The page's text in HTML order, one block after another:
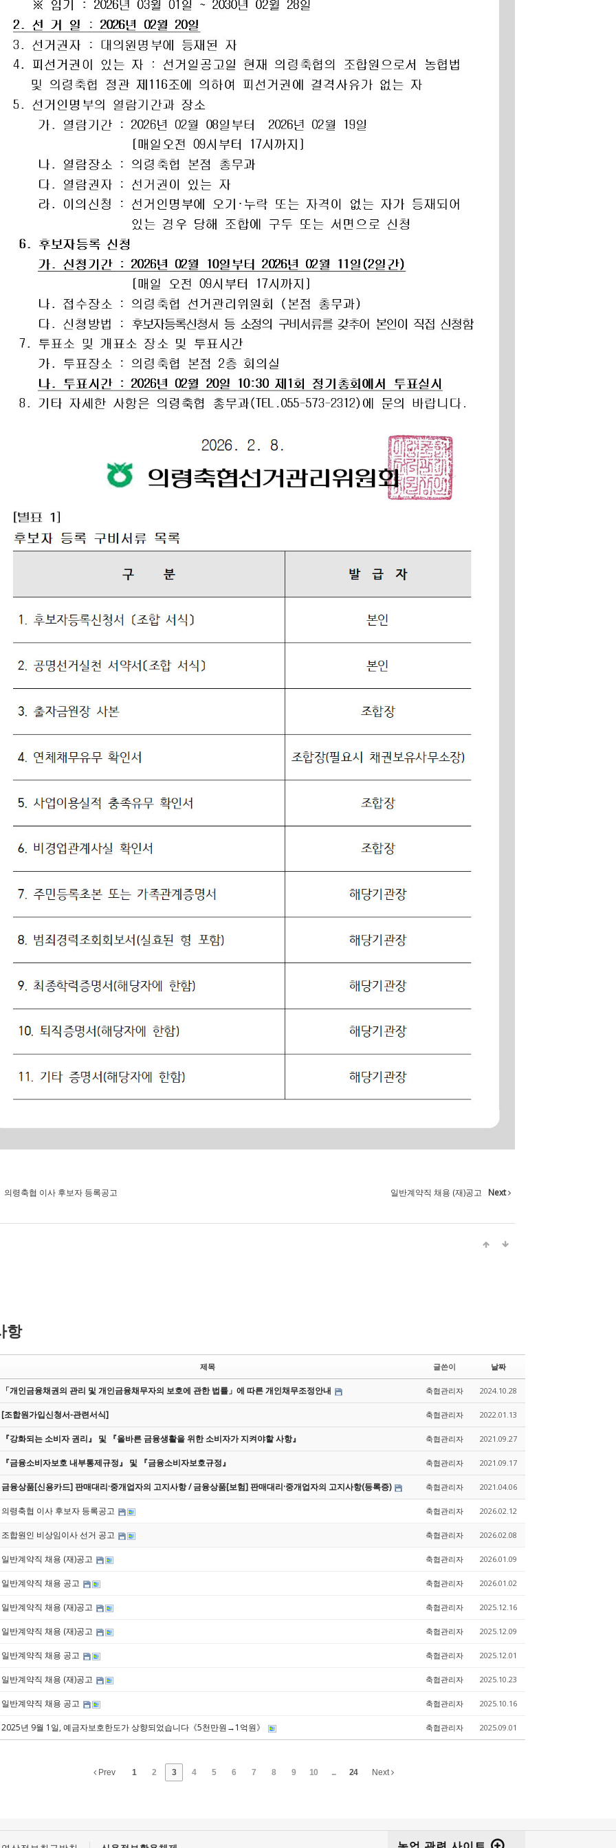
의령축협 이사 후보자 등록공고 일반계약직 채용 (재)공고 Next
항
제목 글쓴이 날짜
「개인금융채권의 관리 및 개인금융채무자의 보호에 관한 법률」에 따른 개인채무조정안내 축협관리자 2024.10.28
[조합원가입신청서-관련서식] 축협관리자 2022.01.13
『강화되는 소비자 권리』 및 『올바른 금융생활을 위한 소비자가 지켜야할 사항』 축협관리자 2021.09.27
『금융소비자보호 내부통제규정』 및 『금융소비자보호규정』 축협관리자 2021.09.17
금융상품[신용카드] 판매대리·중개업자의 고지사항 / 금융상품[보험] 판매대리·중개업자의 고지사항(등록증) 축협관리자 2021.04.06
의령축협 이사 후보자 등록공고 축협관리자 2026.02.12
조합원인 비상임이사 선거 공고 축협관리자 2026.02.08
일반계약직 채용 (재)공고 축협관리자 2026.01.09
일반계약직 채용 공고 축협관리자 2026.01.02
일반계약직 채용 (재)공고 축협관리자 2025.12.16
일반계약직 채용 (재)공고 축협관리자 2025.12.09
일반계약직 채용 공고 축협관리자 2025.12.01
일반계약직 채용 (재)공고 축협관리자 2025.10.23
일반계약직 채용 공고 축협관리자 2025.10.16
2025년 9월 1일, 예금자보호한도가 상향되었습니다《5천만원→1억원》 축협관리자 2025.09.01
Prev 1 2 3 4 5 6 7 8 9 10 ... 24 Next